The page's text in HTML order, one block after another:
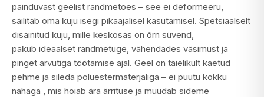
painduvast geelist randmetoes – see ei deformeeru,
säilitab oma kuju isegi pikaajalisel kasutamisel. Spetsiaalselt
disainitud kuju, mille keskosas on õrn süvend,
pakub ideaalset randmetuge, vähendades väsimust ja
pinget arvutiga töötamise ajal. Geel on täielikult kaetud
pehme ja sileda polüestermaterjaliga – ei puutu kokku
nahaga , mis hoiab ära ärrituse ja muudab sideme